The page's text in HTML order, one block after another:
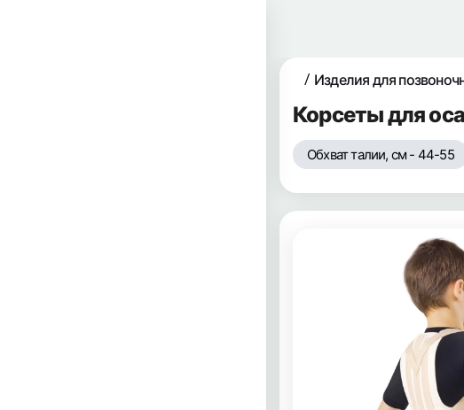
Изделия для
Корсеты для
Обхват талии, см - 44-55